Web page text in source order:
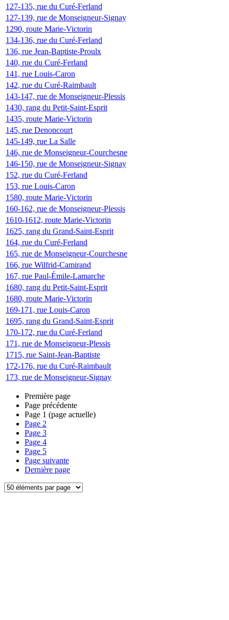
127-135, rue du Curé-Ferland
127-139, rue de Monseigneur-Signay
1290, route Marie-Victorin
134-136, rue du Curé-Ferland
136, rue Jean-Baptiste-Proulx
140, rue du Curé-Ferland
141, rue Louis-Caron
142, rue du Curé-Raimbault
143-147, rue de Monseigneur-Plessis
1430, rang du Petit-Saint-Esprit
1435, route Marie-Victorin
145, rue Denoncourt
145-149, rue La Salle
146, rue de Monseigneur-Courchesne
146-150, rue de Monseigneur-Signay
152, rue du Curé-Ferland
153, rue Louis-Caron
1580, route Marie-Victorin
160-162, rue de Monseigneur-Plessis
1610-1612, route Marie-Victorin
1625, rang du Grand-Saint-Esprit
164, rue du Curé-Ferland
165, rue de Monseigneur-Courchesne
166, rue Wilfrid-Camirand
167, rue Paul-Émile-Lamarche
1680, rang du Petit-Saint-Esprit
1680, route Marie-Victorin
169-171, rue Louis-Caron
1695, rang du Grand-Saint-Esprit
170-172, rue du Curé-Ferland
171, rue de Monseigneur-Plessis
1715, rue Saint-Jean-Baptiste
172-176, rue du Curé-Raimbault
173, rue de Monseigneur-Signay
Première page
Page précédente
Page 1 (page actuelle)
Page 2
Page 3
Page 4
Page 5
Page suivante
Dernière page